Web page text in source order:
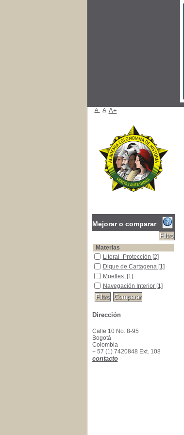
A- A A+
Mejorar o comparar
Materias
Litoral -Protección
Litoral -Protección [2]
Dique de Cartagena
Dique de Cartagena [1]
Muelles.Muelles. [1]
Navegación Interior
Navegación Interior [1]
Dirección
Calle 10 No. 8-95
Bogotá
Colombia
+ 57 (1) 7420848 Ext. 108
contacto